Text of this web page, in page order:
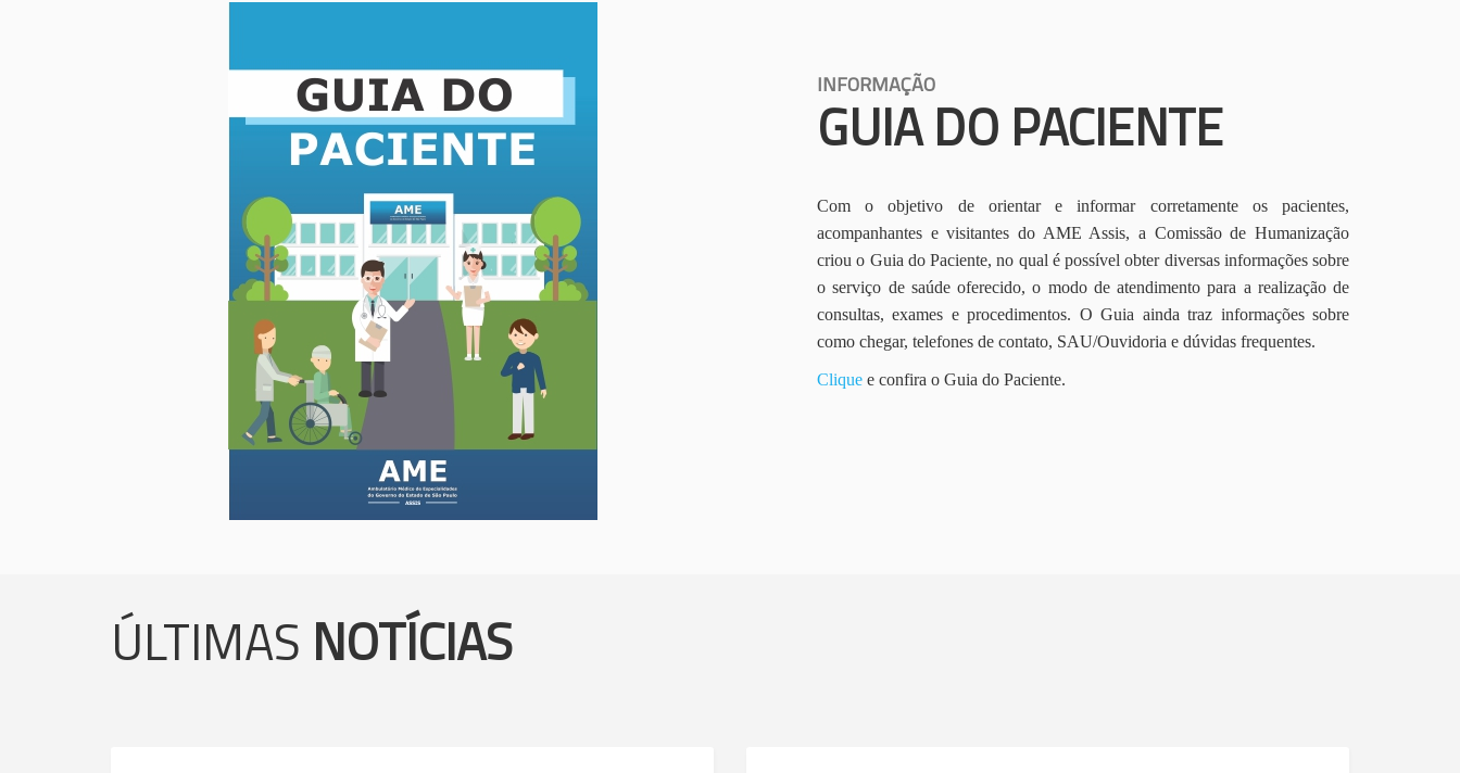
INFORMAÇÃO
GUIA DO PACIENTE
Com o objetivo de orientar e informar corretamente os pacientes,
acompanhantes e visitantes do AME Assis, a Comissão de Humanização
criou o Guia do Paciente, no qual é possível obter diversas informações sobre
o serviço de saúde oferecido, o modo de atendimento para a realização de
consultas, exames e procedimentos. O Guia ainda traz informações sobre
como chegar, telefones de contato, SAU/Ouvidoria e dúvidas frequentes.
Clique e confira o Guia do Paciente.
ÚLTIMAS NOTÍCIAS